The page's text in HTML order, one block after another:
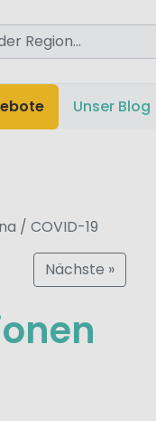
Unser Blog
/ COVID-19
Nächste »